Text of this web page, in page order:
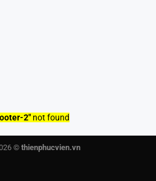
2" not found
© thienphucvien.vn